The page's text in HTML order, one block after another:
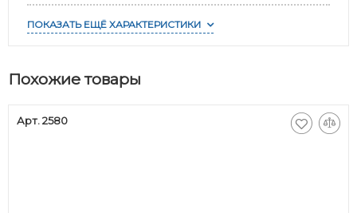
ПОКАЗАТЬ ЕЩЁ ХАРАКТЕРИСТИКИ
Похожие товары
Арт. 2580